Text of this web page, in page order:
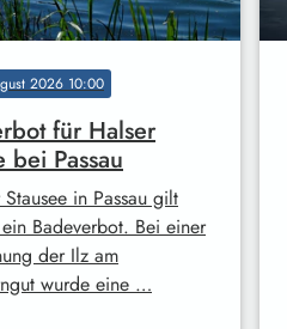
2026 10:00
für Halser
bei Passau
in Passau gilt
Badeverbot. Bei einer
der Ilz am
wurde eine …